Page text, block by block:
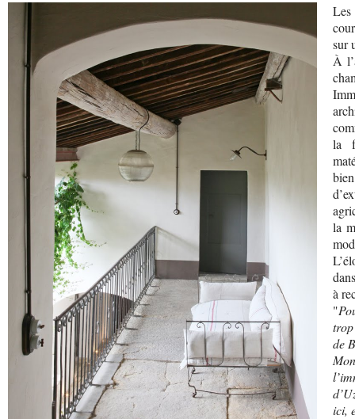
sur
À
la
la
à
"
de
ici,